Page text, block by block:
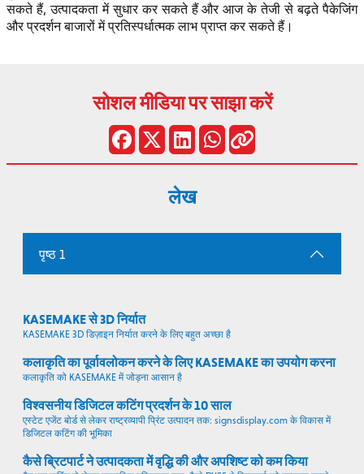
सकते हैं, उत्पादकता में सुधार कर सकते हैं और आज के तेजी से बढ़ते पैकेजिंग
और प्रदर्शन बाजारों में प्रतिस्पर्धात्मक लाभ प्राप्त कर सकते हैं।
सोशल मीडिया पर साझा करें
लेख
पृष्ठ 1
KASEMAKE से 3D निर्यात
KASEMAKE 3D डिज़ाइन निर्यात करने के लिए बहुत अच्छा है
कलाकृति का पूर्वावलोकन करने के लिए KASEMAKE का उपयोग करना
कलाकृति को KASEMAKE में जोड़ना आसान है
विश्वसनीय डिजिटल कटिंग प्रदर्शन के 10 साल
एस्टेट एजेंट बोर्ड से लेकर राष्ट्रव्यापी प्रिंट उत्पादन तक: signsdisplay.com के विकास में
डिजिटल कटिंग की भूमिका
कैसे ब्रिटपार्ट ने उत्पादकता में वृद्धि की और अपशिष्ट को कम किया